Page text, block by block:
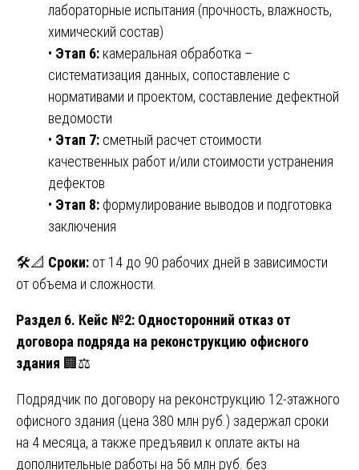
лабораторные испытания (прочность, влажность,
химический состав)
• Этап 6: камеральная обработка –
систематизация данных, сопоставление с
нормативами и проектом, составление дефектной
ведомости
• Этап 7: сметный расчет стоимости
качественных работ и/или стоимости устранения
дефектов
• Этап 8: формулирование выводов и подготовка
заключения
🛠️📐 Сроки: от 14 до 90 рабочих дней в зависимости
от объема и сложности.
Раздел 6. Кейс №2: Односторонний отказ от
договора подряда на реконструкцию офисного
здания 🏢⚖️
Подрядчик по договору на реконструкцию 12-этажного
офисного здания (цена 380 млн руб.) задержал сроки
на 4 месяца, а также предъявил к оплате акты на
дополнительные работы на 56 млн руб. без